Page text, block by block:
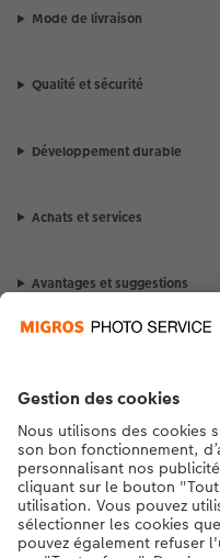
Mode de livraison
Qualité et sécurité
Développement durable
Achats et services
Avantages et suggestions
Si vous avez des questions
n'hésitez pas à nous contacter
(hors jours fériés), au numéro